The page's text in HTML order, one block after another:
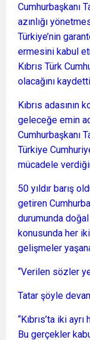
Cumhurbaşkanı
azınlığı
Türkiye’nin
ermesini kabul
Kıbrıs Türk
olacağını
Kıbrıs
geleceğe emin
Cumhurbaşkanı
Türkiye
mücadele
50 yıldır barış
getiren
durumunda doğal
konusunda her
gelişmeler
“Verilen sözler
Tatar şöyle
“Kıbrıs’ta iki
Bu gerçekler